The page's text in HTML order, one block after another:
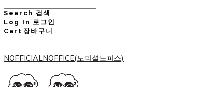
Search 검색
Log In 로그인
Cart 장바구니
NOFFICIALNOFFICE(노피셜노피스)